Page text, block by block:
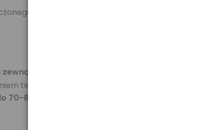
podświetlenia - wizualizacja na jednym ze
tendencji zmian ciśnienia - na podstawie
70-80%